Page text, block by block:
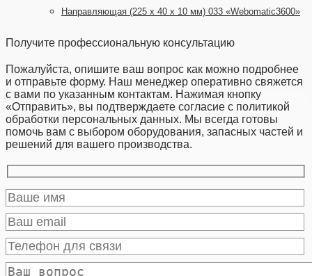
Направляющая (225 x 40 х 10 мм) 033 «Webomatic3600»
Получите профессиональную консультацию
Пожалуйста, опишите ваш вопрос как можно подробнее
и отправьте форму. Наш менеджер оперативно свяжется
с вами по указанным контактам. Нажимая кнопку
«Отправить», вы подтверждаете согласие с политикой
обработки персональных данных. Мы всегда готовы
помочь вам с выбором оборудования, запасных частей и
решений для вашего производства.